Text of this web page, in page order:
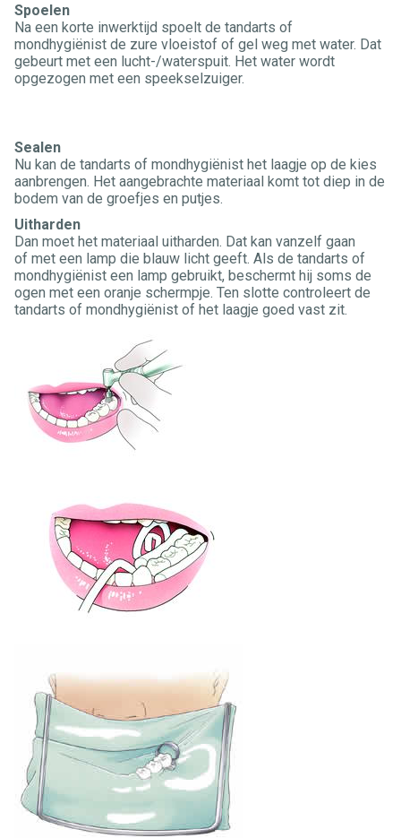
Spoelen
Na een korte inwerktijd spoelt de tandarts of
mondhygiënist de zure vloeistof of gel weg met water. Dat
gebeurt met een lucht-/waterspuit. Het water wordt
opgezogen met een speekselzuiger.
Sealen
Nu kan de tandarts of mondhygiënist het laagje op de kies
aanbrengen. Het aangebrachte materiaal komt tot diep in de
bodem van de groefjes en putjes.
Uitharden
Dan moet het materiaal uitharden. Dat kan vanzelf gaan
of met een lamp die blauw licht geeft. Als de tandarts of
mondhygiënist een lamp gebruikt, beschermt hij soms de
ogen met een oranje schermpje. Ten slotte controleert de
tandarts of mondhygiënist of het laagje goed vast zit.